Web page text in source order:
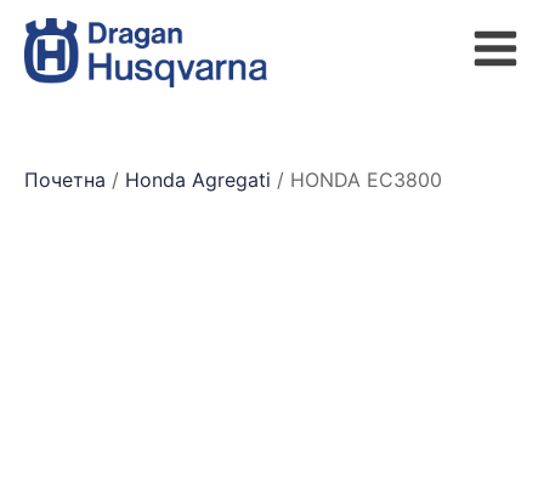
Почетна / Honda Agregati / HONDA EC3800